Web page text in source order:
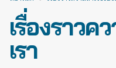
เรื่องราวค
เรา